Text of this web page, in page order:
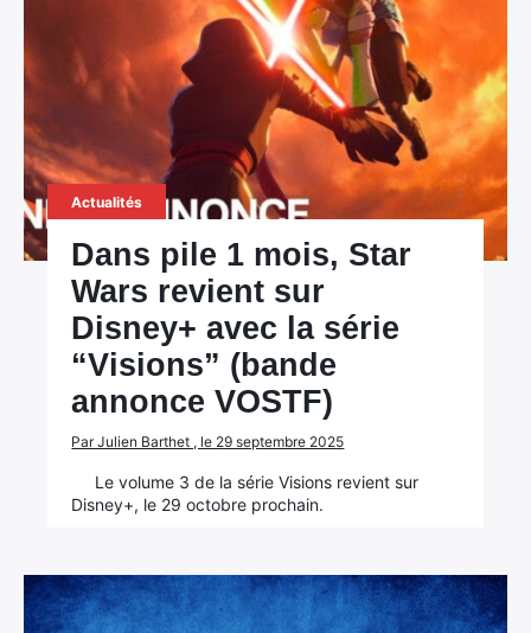
Actualités
Dans pile 1 mois, Star
Wars revient sur
Disney+ avec la série
“Visions” (bande
annonce VOSTF)
Par Julien Barthet , le 29 septembre 2025
Le volume 3 de la série Visions revient sur
Disney+, le 29 octobre prochain.